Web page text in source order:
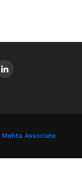
Mehta Associate